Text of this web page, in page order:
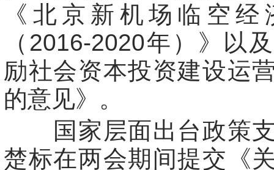
《北京新机场临空经
（2016-2020年）》以
励社会资本投资建设运
的意见》。
国家层面出台政策支
楚标在两会期间提交《